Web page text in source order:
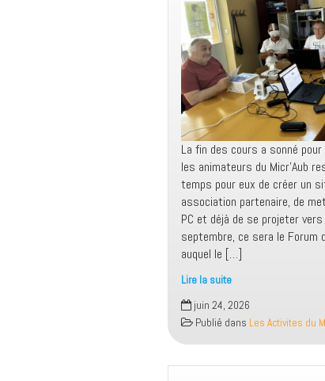
La fin des cours a sonné
les animateurs du Micr’Aub
temps pour eux de créer un
association partenaire, de
PC et déjà de se projeter vers
septembre, ce sera le Forum
auquel le […]
Lire la suite
Les
animateurs
du
Micr’Aub
sur
juin 24, 2026
Publié dans Les Activites du